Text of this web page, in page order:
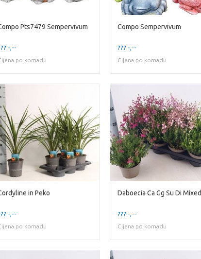
Pts7479 Sempervivum
-,--
po komadu
Compo Sempervivum
??? -,--
Cijena po komadu
in Peko
-,--
po komadu
Daboecia Ca Gg Su Di Mixed
??? -,--
Cijena po komadu